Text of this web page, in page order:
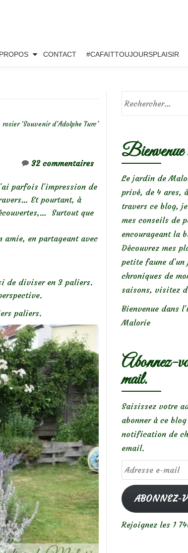
CONTACT #CAFAITTOUJOURSPLAISIR
‘Souvenir d’Adolphe Turc’
32 commentaires
parfois l’impression de
Et pourtant, à
Surtout que
amie, en partageant avec
de diviser en 3 paliers.
paliers.
Le jardin de
privé, de 4 ares,
travers ce blog,
mes conseils de
encourageant la
Découvrez mes
petite faune
chroniques de
saisons, visitez
Bienvenue dans
Malorie
Abonnez-
mail.
Saisissez votre
abonner à ce
notification de
email.
Adresse
e-
mailABONNEZ-
Rejoignez les 1